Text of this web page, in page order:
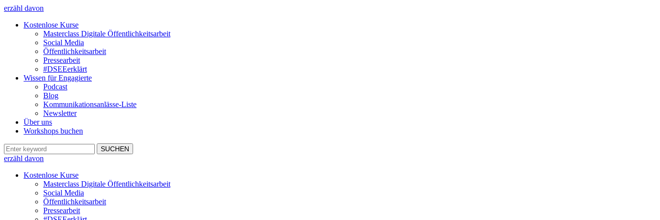
erzähl davon
Kostenlose Kurse
Masterclass Digitale Öffentlichkeitsarbeit
Social Media
Öffentlichkeitsarbeit
Pressearbeit
#DSEEerklärt
Wissen für Engagierte
Podcast
Blog
Kommunikationsanlässe-Liste
Newsletter
Über uns
Workshops buchen
erzähl davon
Kostenlose Kurse
Masterclass Digitale Öffentlichkeitsarbeit
Social Media
Öffentlichkeitsarbeit
Pressearbeit